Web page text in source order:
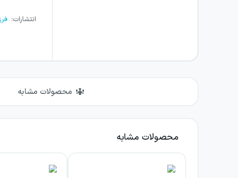
انتشارات:
محصولات مشابه
محصولات مشابه